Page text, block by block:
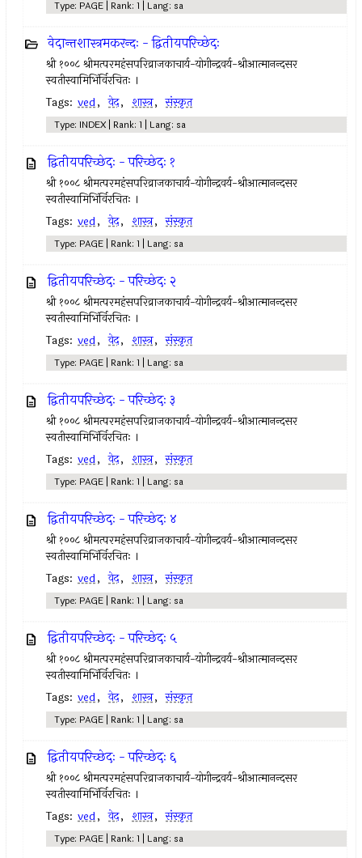
Type: PAGE | Rank: 1 | Lang: sa
वेदान्तशास्त्रमकरन्दः - द्वितीयपरिच्छेदः
श्री १००८ श्रीमत्परमहंसपरिव्राजकाचार्य-योगीन्द्रवर्य-श्रीआत्मानन्दसर
स्वतीस्वामिभिंर्विरचितः ।
Tags: ved, वेद, शास्त्र, संस्कृत
Type: INDEX | Rank: 1 | Lang: sa
द्वितीयपरिच्छेदः - परिच्छेदः १
श्री १००८ श्रीमत्परमहंसपरिव्राजकाचार्य-योगीन्द्रवर्य-श्रीआत्मानन्दसर
स्वतीस्वामिभिंर्विरचितः ।
Tags: ved, वेद, शास्त्र, संस्कृत
Type: PAGE | Rank: 1 | Lang: sa
द्वितीयपरिच्छेदः - परिच्छेदः २
श्री १००८ श्रीमत्परमहंसपरिव्राजकाचार्य-योगीन्द्रवर्य-श्रीआत्मानन्दसर
स्वतीस्वामिभिंर्विरचितः ।
Tags: ved, वेद, शास्त्र, संस्कृत
Type: PAGE | Rank: 1 | Lang: sa
द्वितीयपरिच्छेदः - परिच्छेदः ३
श्री १००८ श्रीमत्परमहंसपरिव्राजकाचार्य-योगीन्द्रवर्य-श्रीआत्मानन्दसर
स्वतीस्वामिभिंर्विरचितः ।
Tags: ved, वेद, शास्त्र, संस्कृत
Type: PAGE | Rank: 1 | Lang: sa
द्वितीयपरिच्छेदः - परिच्छेदः ४
श्री १००८ श्रीमत्परमहंसपरिव्राजकाचार्य-योगीन्द्रवर्य-श्रीआत्मानन्दसर
स्वतीस्वामिभिंर्विरचितः ।
Tags: ved, वेद, शास्त्र, संस्कृत
Type: PAGE | Rank: 1 | Lang: sa
द्वितीयपरिच्छेदः - परिच्छेदः ५
श्री १००८ श्रीमत्परमहंसपरिव्राजकाचार्य-योगीन्द्रवर्य-श्रीआत्मानन्दसर
स्वतीस्वामिभिंर्विरचितः ।
Tags: ved, वेद, शास्त्र, संस्कृत
Type: PAGE | Rank: 1 | Lang: sa
द्वितीयपरिच्छेदः - परिच्छेदः ६
श्री १००८ श्रीमत्परमहंसपरिव्राजकाचार्य-योगीन्द्रवर्य-श्रीआत्मानन्दसर
स्वतीस्वामिभिंर्विरचितः ।
Tags: ved, वेद, शास्त्र, संस्कृत
Type: PAGE | Rank: 1 | Lang: sa